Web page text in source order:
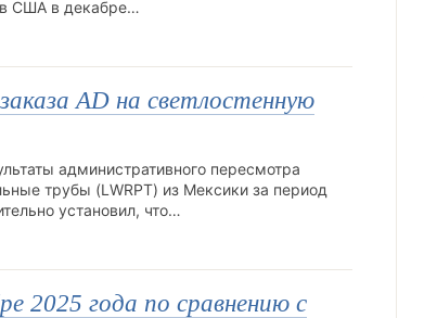
в США в декабре…
AD на светлостенную
административного пересмотра
трубы (LWRPT) из Мексики за период
установил, что…
2025 года по сравнению с